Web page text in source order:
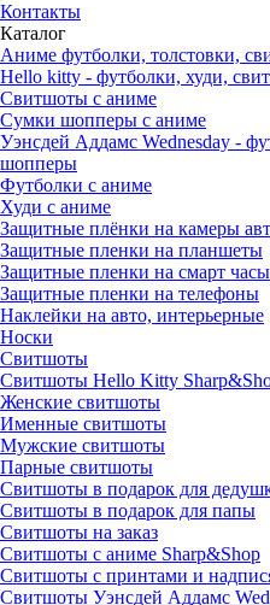
Контакты
Каталог
Аниме футболки, толстовки,
Hello kitty - футболки, худи,
Свитшоты с аниме
Сумки шопперы с аниме
Уэнсдей Аддамс Wednesday -
шопперы
Футболки с аниме
Худи с аниме
Защитные плёнки на камеры
Защитные пленки на планшеты
Защитные пленки на смарт часы
Защитные пленки на телефоны
Наклейки на авто, интерьерные
Носки
Свитшоты
Cвитшоты Hello Kitty
Женские свитшоты
Именные свитшоты
Мужские свитшоты
Парные свитшоты
Свитшоты в подарок для
Свитшоты в подарок для папы
Свитшоты на заказ
Свитшоты с аниме Sharp&Shop
Свитшоты с принтами и
Свитшоты Уэнсдей Аддамс